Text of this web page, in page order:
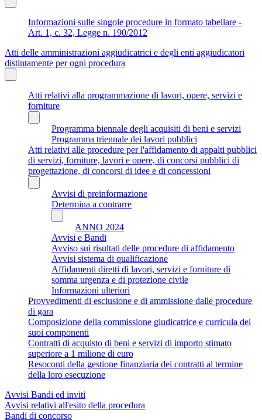
Informazioni sulle singole procedure in formato tabellare -
Art. 1, c. 32, Legge n. 190/2012
Atti delle amministrazioni aggiudicatrici e degli enti aggiudicatori
distintamente per ogni procedura
Atti relativi alla programmazione di lavori, opere, servizi e
forniture
Programma biennale degli acquisiti di beni e servizi
Programma triennale dei lavori pubblici
Atti relativi alle procedure per l'affidamento di appalti pubblici
di servizi, forniture, lavori e opere, di concorsi pubblici di
progettazione, di concorsi di idee e di concessioni
Avvisi di preinformazione
Determina a contrarre
ANNO 2024
Avvisi e Bandi
Avviso sui risultati delle procedure di affidamento
Avvisi sistema di qualificazione
Affidamenti diretti di lavori, servizi e forniture di
somma urgenza e di protezione civile
Informazioni ulteriori
Provvedimenti di esclusione e di ammissione dalle procedure
di gara
Composizione della commissione giudicatrice e curricula dei
suoi componenti
Contratti di acquisto di beni e servizi di importo stimato
superiore a 1 milione di euro
Resoconti della gestione finanziaria dei contratti al termine
della loro esecuzione
Avvisi Bandi ed inviti
Avvisi relativi all'esito della procedura
Bandi di concorso